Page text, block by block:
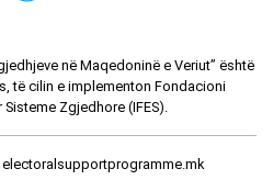
në Maqedoninë e Veriut” është
të cilin e implementon Fondacioni
Zgjedhore (IFES).
electoralsupportprogramme.mk